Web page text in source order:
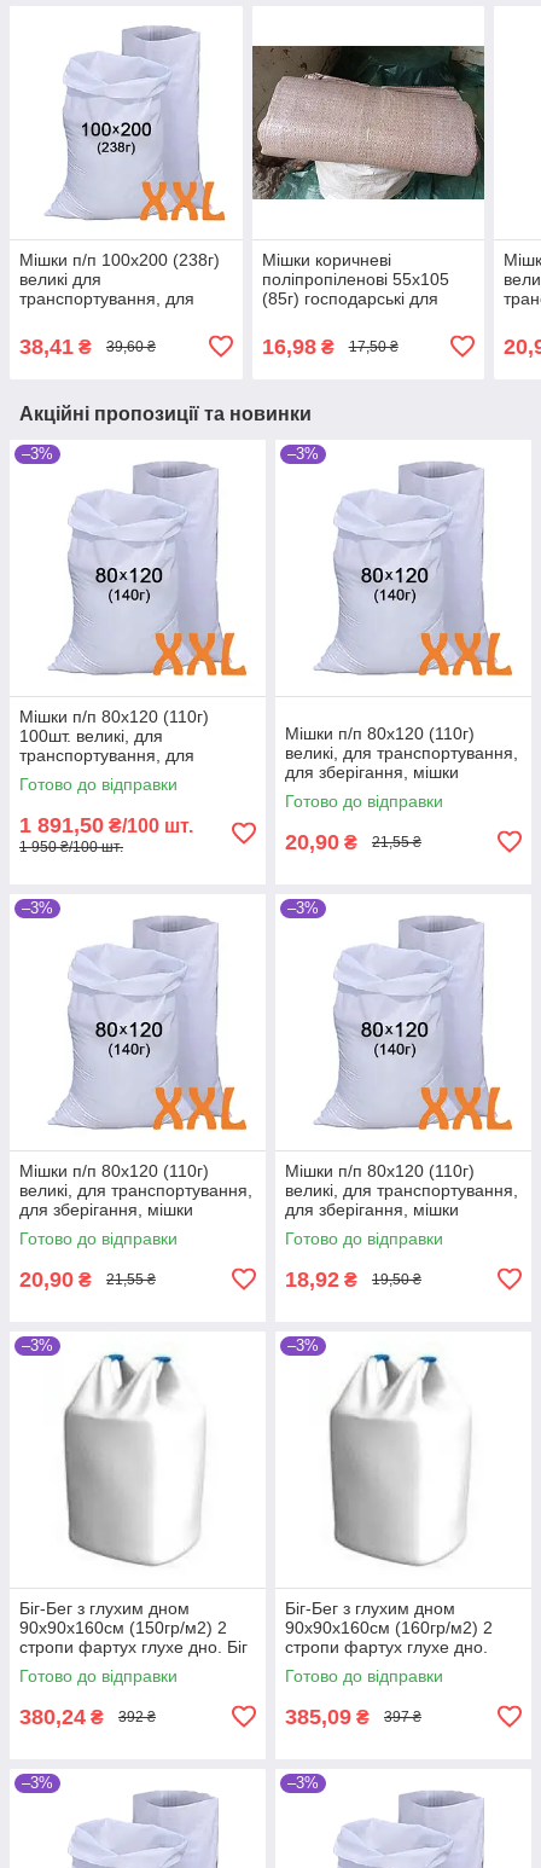
Мішки п/п 100x200 (238г)
великі для
транспортування, для
господарськ
поліпропіленові
38,41 ₴ 39,60 ₴
Мішки коричневі
поліпропіленові 55x105
(85г) господарські для
потреб ЗСУ
16,98₴ 17,50 ₴
Акційні пропозиції та новинки
–3%
Мішки п/п 80x120 (110г)
100шт. великі, для
транспортування, для
зберігання, мішки
господарські, поліпропілен
Готово до відправки
1 891,50 ₴/100 шт.
1 950 ₴/100 шт.
–3%
Мішки п/п 80x120 (110г)
великі, для транспортування,
для зберігання, мішки
господарські, поліпропілен
Готово до відправки
20,90 ₴ 21,55 ₴
–3%
Мішки п/п 80x120 (110г)
великі, для транспортування,
для зберігання, мішки
господарські, поліпропілен
Готово до відправки
20,90 ₴ 21,55 ₴
–3%
Мішки п/п 80x120 (110г)
великі, для транспортування,
для зберігання, мішки
господарські, поліпропілен
Готово до відправки
18,92 ₴ 19,50 ₴
–3%
Біг-Бег з глухим дном
90х90х160см (150гр/м2) 2
стропи фартух глухе дно. Біг
бег чотиристропний МКР
Готово до відправки
380,24 ₴ 392 ₴
–3%
Біг-Бег з глухим дном
90х90х160см (160гр/м2) 2
стропи фартух глухе дно.
Великі мішки МКР
поліпропіленові.
Готово до відправки
385,09 ₴ 397 ₴
–3% –3%